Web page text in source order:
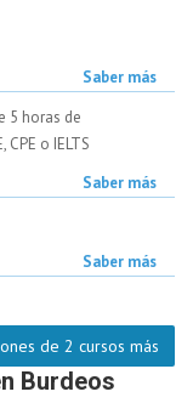
Saber más
5 horas de
o IELTS
Saber más
Saber más
de 2 cursos más
Burdeos